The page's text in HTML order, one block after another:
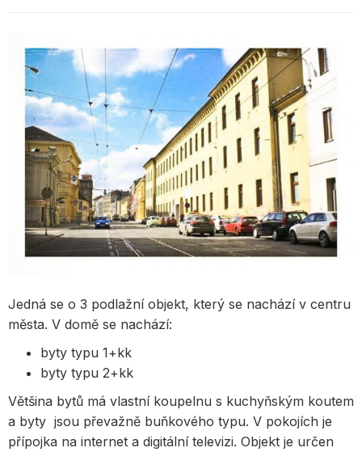
Jedná se o 3 podlažní objekt, který se nachází v centru
města. V domě se nachází:
byty typu 1+kk
byty typu 2+kk
Většina bytů má vlastní koupelnu s kuchyňským koutem
a byty jsou převažně buňkového typu. V pokojích je
přípojka na internet a digitální televizi. Objekt je určen